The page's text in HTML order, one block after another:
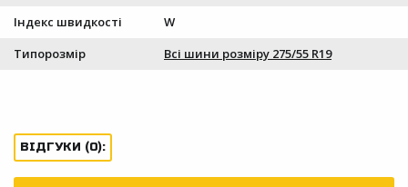
Індекс швидкості
W
Типорозмір
Всі шини розміру 275/55 R19
ВІДГУКИ (0):